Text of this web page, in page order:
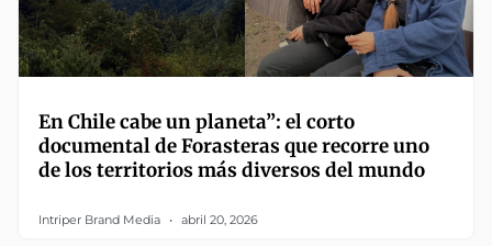
En Chile cabe un planeta”: el corto
documental de Forasteras que recorre uno
de los territorios más diversos del mundo
Intriper Brand Media abril 20, 2026